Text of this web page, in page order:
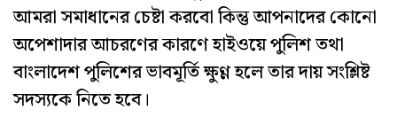
আমরা সমাধানের চেষ্টা করবো কিন্তু আপনাদের কোনো
অপেশাদার আচরণের কারণে হাইওয়ে পুলিশ তথা
বাংলাদেশ পুলিশের ভাবমূর্তি ক্ষুণ্ণ হলে তার দায় সংশ্লিষ্ট
সদস্যকে নিতে হবে।